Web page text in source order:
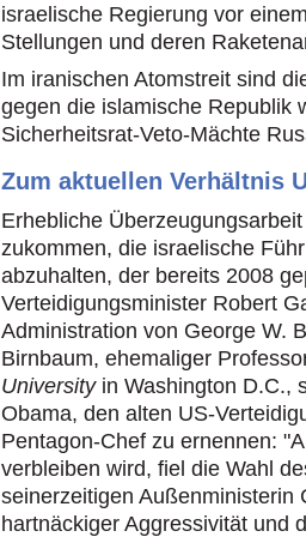
israelische Regierung vor
Stellungen und deren
Im iranischen Atomstreit sind
gegen die islamische Republik
Sicherheitsrat-Veto-Mächte
Zum aktuellen Verhältnis
Erhebliche
zukommen, die israelische
abzuhalten, der bereits 2008
Verteidigungsminister Robert
Administration von George W.
Birnbaum, ehemaliger
Universityin Washington D.C.,
Obama, den alten US-
Pentagon-Chef zu ernennen:
verbleiben wird, fiel die Wahl
seinerzeitigen Außenministerin
hartnäckiger Aggressivität und